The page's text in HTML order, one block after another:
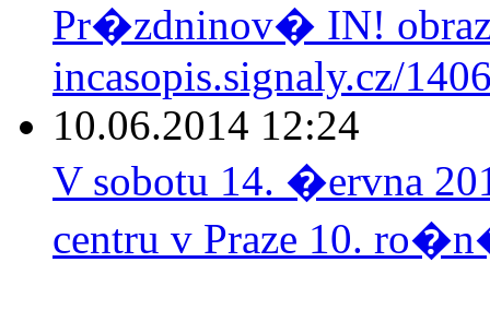
Pr�zdninov� IN!
incasopis.signaly.cz/
10.06.2014 12:24
V sobotu 14. �ervna
centru v Praze 10.